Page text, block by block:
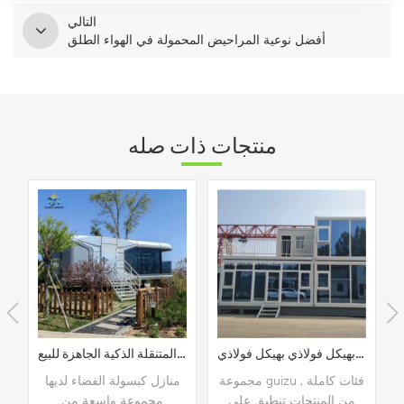
التالي
أفضل نوعية المراحيض المحمولة في الهواء الطلق
منتجات ذات صله
الشركة المصنعة لمقصورة الكبسولة المتنقلة الذكية الجاهزة للبيع
منازل كبسولة الفضاء لديها
مجموعة واسعة من
منزل حاوية مخصصة منزل حاوية الجاهزة مبنى مكاتب معياري جاهز بهيكل فولاذي بهيكل فولاذي
مجموعة guizu , فئات كاملة
من المنتجات تنطبق على